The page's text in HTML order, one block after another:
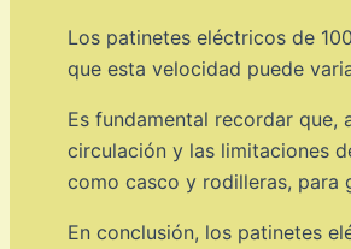
Los patinetes eléctricos de
que esta velocidad puede
Es fundamental recordar
circulación y las limitaciones
como casco y rodilleras, para
En conclusión, los patinetes